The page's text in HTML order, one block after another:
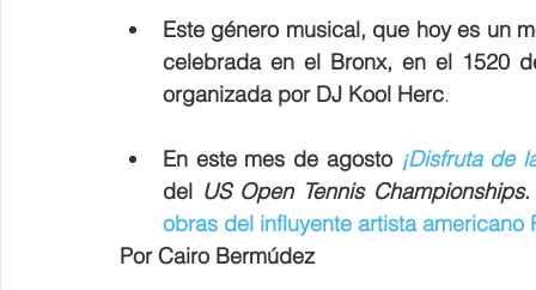
Este género musical, que hoy es un
celebrada en el Bronx, en el 1520
organizada por DJ Kool Herc.
En este mes de agosto ¡Disfruta de
del US Open Tennis Championships
obras del influyente artista americano
Por Cairo Bermúdez